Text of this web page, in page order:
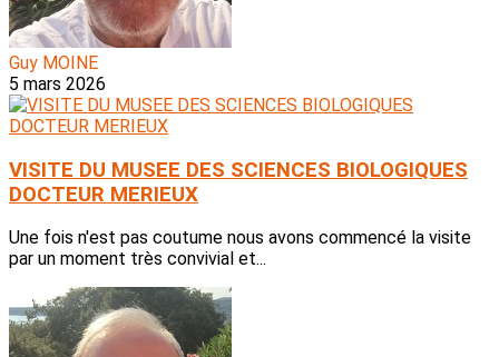
Guy MOINE
5 mars 2026
VISITE DU MUSEE DES SCIENCES BIOLOGIQUES
DOCTEUR MERIEUX
Une fois n'est pas coutume nous avons commencé la visite
par un moment très convivial et...